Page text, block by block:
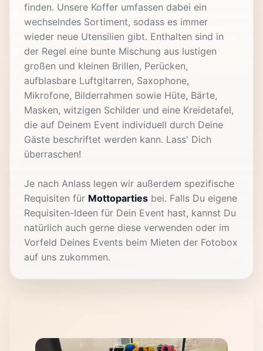
finden. Unsere Koffer umfassen dabei ein
wechselndes Sortiment, sodass es immer
wieder neue Utensilien gibt. Enthalten sind in
der Regel eine bunte Mischung aus lustigen
großen und kleinen Brillen, Perücken,
aufblasbare Luftgitarren, Saxophone,
Mikrofone, Bilderrahmen sowie Hüte, Bärte,
Masken, witzigen Schilder und eine Kreidetafel,
die auf Deinem Event individuell durch Deine
Gäste beschriftet werden kann. Lass' Dich
überraschen!
Je nach Anlass legen wir außerdem spezifische
Requisiten für Mottoparties bei. Falls Du eigene
Requisiten-Ideen für Dein Event hast, kannst Du
natürlich auch gerne diese verwenden oder im
Vorfeld Deines Events beim Mieten der Fotobox
auf uns zukommen.